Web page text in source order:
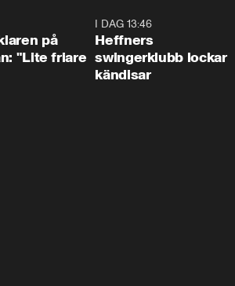
på
"Lite friare
I DAG 13:46
Heffners
swingerklubb lockar
kändisar